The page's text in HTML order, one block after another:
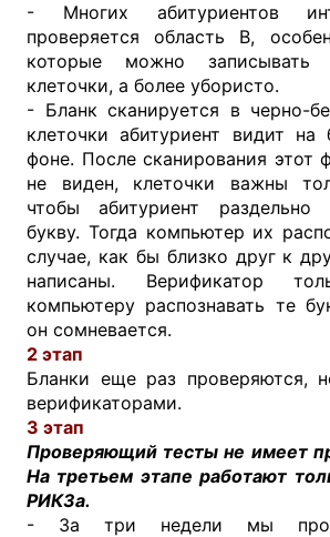
- Многих абитуриентов
проверяется область В,
которые можно
клеточки, а более убористо.
- Бланк сканируется в черно-
клеточки абитуриент видит на
фоне. После сканирования этот
не виден, клеточки важны
чтобы абитуриент
букву. Тогда компьютер их
случае, как бы близко друг к
написаны. Верификатор
компьютеру распознавать те
он сомневается.
2 этап
Бланки еще раз проверяются,
верификаторами.
3 этап
Проверяющий тесты не имеет
На третьем этапе работают
РИКЗа.
- За три недели мы